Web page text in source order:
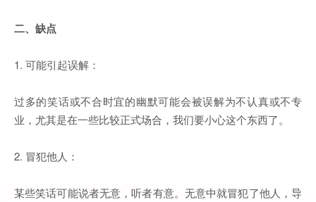
二、缺点
1. 可能引起误解：
过多的笑话或不合时宜的幽默可能会被误解为不认真或不专
业，尤其是在一些比较正式场合，我们要小心这个东西了。
2. 冒犯他人：
某些笑话可能说者无意，听者有意。无意中就冒犯了他人，导